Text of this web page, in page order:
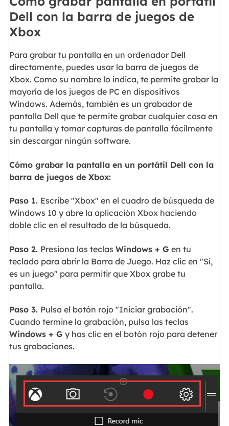
Dell con la barra de juegos de
Xbox
Para grabar tu pantalla en un ordenador Dell
directamente, puedes usar la barra de juegos de
Xbox. Como su nombre lo indica, te permite grabar la
mayoría de los juegos de PC en dispositivos
Windows. Además, también es un grabador de
pantalla Dell que te permite grabar cualquier cosa en
tu pantalla y tomar capturas de pantalla fácilmente
sin descargar ningún software.
Cómo grabar la pantalla en un portátil Dell con la
barra de juegos de Xbox:
Paso 1. Escribe "Xbox" en el cuadro de búsqueda de
Windows 10 y abre la aplicación Xbox haciendo
doble clic en el resultado de la búsqueda.
Paso 2. Presiona las teclas Windows + G en tu
teclado para abrir la Barra de Juego. Haz clic en "Sí,
es un juego" para permitir que Xbox grabe tu
pantalla.
Paso 3. Pulsa el botón rojo "Iniciar grabación".
Cuando termine la grabación, pulsa las teclas
Windows + G y has clic en el botón rojo para detener
tus grabaciones.